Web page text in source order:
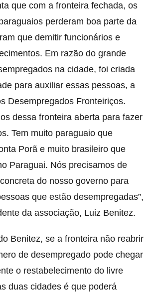
que com a fronteira fechada, os
perderam boa parte da
que demitir funcionários e
Em razão do grande
na cidade, foi criada
para auxiliar essas pessoas, a
Desempregados Fronteiriços.
dessa fronteira aberta para fazer
Tem muito paraguaio que
Porã e muito brasileiro que
Paraguai. Nós precisamos de
do nosso governo para
que estão desempregadas”,
da associação, Luiz Benitez.
Benitez, se a fronteira não reabrir
de desempregado pode chegar
o restabelecimento do livre
duas cidades é que poderá